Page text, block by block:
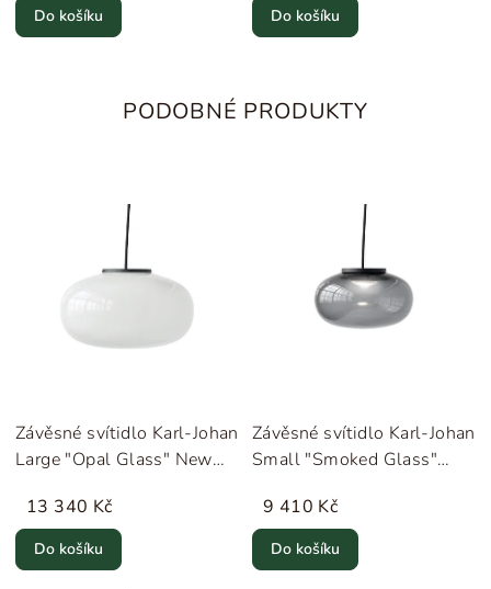
Do košíku Do košíku
PODOBNÉ PRODUKTY
Závěsné svítidlo Karl-Johan
Large "Opal Glass" New
13 340 Kč
Do košíku
Závěsné svítidlo Karl-Johan
Small "Smoked Glass"
9 410 Kč
Do košíku